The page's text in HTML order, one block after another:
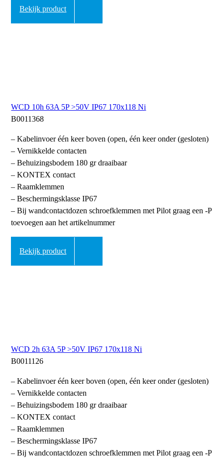
Bekijk product
WCD 10h 63A 5P >50V IP67 170x118 Ni
B0011368
– Kabelinvoer één keer boven (open, één keer onder (gesloten)
– Vernikkelde contacten
– Behuizingsbodem 180 gr draaibaar
– KONTEX contact
– Raamklemmen
– Beschermingsklasse IP67
– Bij wandcontactdozen schroefklemmen met Pilot graag een -P
toevoegen aan het artikelnummer
Bekijk product
WCD 2h 63A 5P >50V IP67 170x118 Ni
B0011126
– Kabelinvoer één keer boven (open, één keer onder (gesloten)
– Vernikkelde contacten
– Behuizingsbodem 180 gr draaibaar
– KONTEX contact
– Raamklemmen
– Beschermingsklasse IP67
– Bij wandcontactdozen schroefklemmen met Pilot graag een -P